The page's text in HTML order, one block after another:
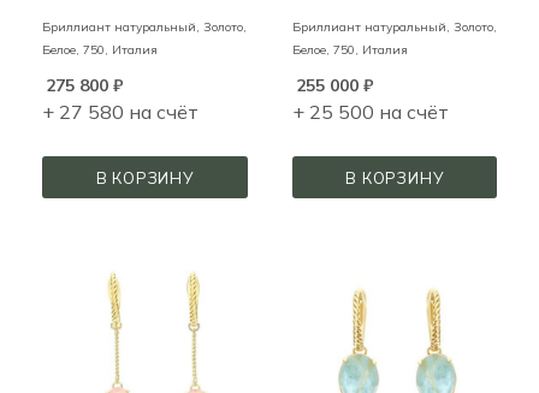
Бриллиант натуральный, Золото,
Белое, 750, Италия
275 800 ₽
+ 27 580 на счёт
В КОРЗИНУ
Бриллиант натуральный, Золото,
Белое, 750, Италия
255 000₽
+ 25 500 на счёт
В КОРЗИНУ